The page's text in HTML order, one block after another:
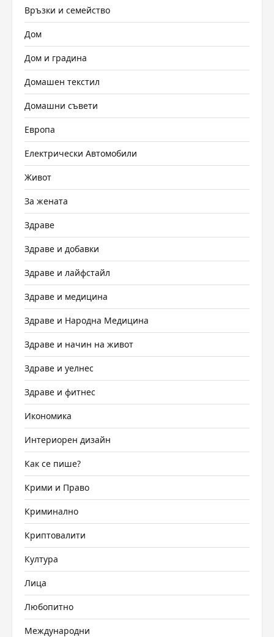
Връзки и семейство
Дом
Дом и градина
Домашен текстил
Домашни съвети
Европа
Електрически Автомобили
Живот
За жената
Здраве
Здраве и добавки
Здраве и лайфстайл
Здраве и медицина
Здраве и Народна Медицина
Здраве и начин на живот
Здраве и уелнес
Здраве и фитнес
Икономика
Интериорен дизайн
Как се пише?
Крими и Право
Криминално
Криптовалити
Култура
Лица
Любопитно
Международни